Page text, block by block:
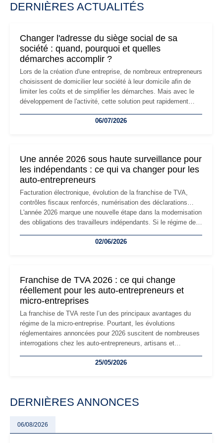
DERNIÈRES ACTUALITÉS
Changer l'adresse du siège social de sa
société : quand, pourquoi et quelles
démarches accomplir ?
Lors de la création d'une entreprise, de nombreux entrepreneurs
choisissent de domicilier leur société à leur domicile afin de
limiter les coûts et de simplifier les démarches. Mais avec le
développement de l'activité, cette solution peut rapidement
professionnels, recrutement, image de marque… Le
06/07/2026
Une année 2026 sous haute surveillance pour
les indépendants : ce qui va changer pour les
auto-entrepreneurs
Facturation électronique, évolution de la franchise de TVA,
contrôles fiscaux renforcés, numérisation des déclarations…
L'année 2026 marque une nouvelle étape dans la modernisation
des obligations des travailleurs indépendants. Si le régime de
les auto-entrepreneurs devront s'adapter à un environnement
02/06/2026
Franchise de TVA 2026 : ce qui change
réellement pour les auto-entrepreneurs et
micro-entreprises
La franchise de TVA reste l’un des principaux avantages du
régime de la micro-entreprise. Pourtant, les évolutions
réglementaires annoncées pour 2026 suscitent de nombreuses
interrogations chez les auto-entrepreneurs, artisans et
facturation ou risque de bascule vers la TVA : les règles
25/05/2026
DERNIÈRES ANNONCES
06/08/2026